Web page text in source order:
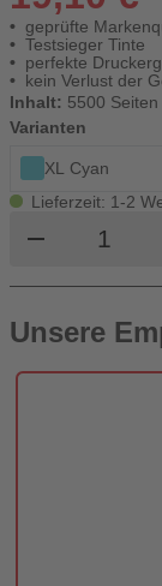
geprüfte
Testsieger Tinte
perfekte
kein Verlust der
Inhalt: 5500
Varianten
XL Cyan
Lieferzeit: 1-2
remove
Unsere